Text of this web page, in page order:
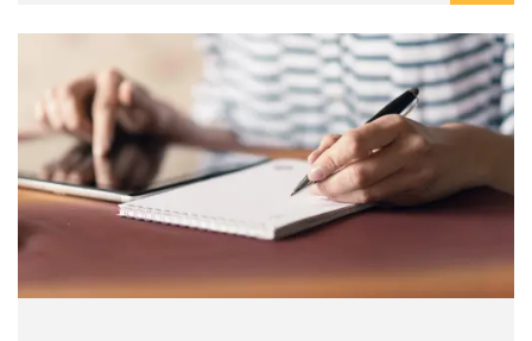
Scopri di più Certificati di deposito